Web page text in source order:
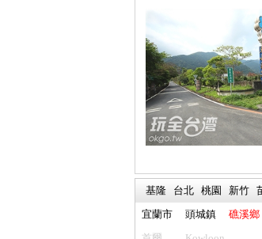
基隆 台北 桃園 新竹
宜蘭市
頭城鎮 礁溪鄉